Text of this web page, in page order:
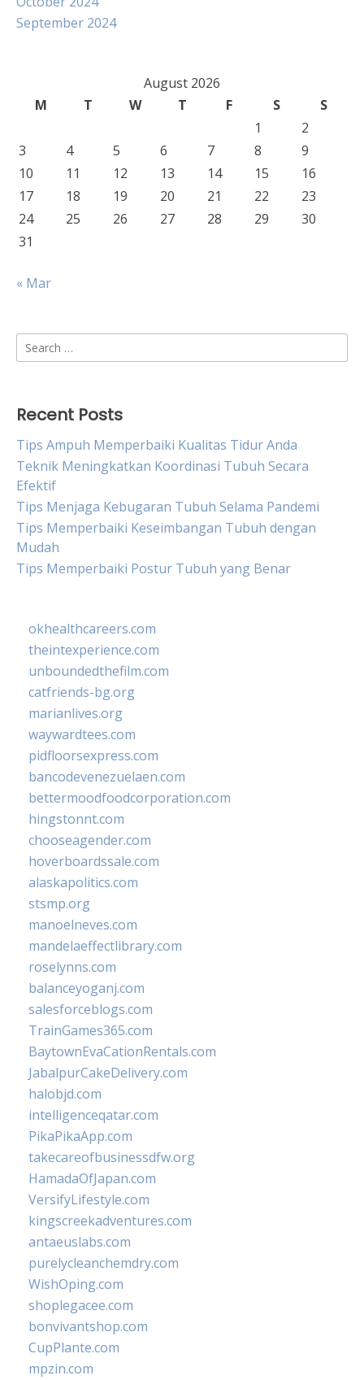
September 2024
August 2026
M
T W T F S
S
1
2
3
4 5 6 7 8
9
10
11 12 13 14 15
16
17
18 19 20 21 22
23
24
25 26 27 28 29
30
31
« Mar
Search
for:
Recent Posts
Tips Ampuh Memperbaiki Kualitas Tidur Anda
Teknik Meningkatkan Koordinasi Tubuh Secara
Efektif
Tips Menjaga Kebugaran Tubuh Selama Pandemi
Tips Memperbaiki Keseimbangan Tubuh dengan
Mudah
Tips Memperbaiki Postur Tubuh yang Benar
okhealthcareers.com
theintexperience.com
unboundedthefilm.com
catfriends-bg.org
marianlives.org
waywardtees.com
pidfloorsexpress.com
bancodevenezuelaen.com
bettermoodfoodcorporation.com
hingstonnt.com
chooseagender.com
hoverboardssale.com
alaskapolitics.com
stsmp.org
manoelneves.com
mandelaeffectlibrary.com
roselynns.com
balanceyoganj.com
salesforceblogs.com
TrainGames365.com
BaytownEvaCationRentals.com
JabalpurCakeDelivery.com
halobjd.com
intelligenceqatar.com
PikaPikaApp.com
takecareofbusinessdfw.org
HamadaOfJapan.com
VersifyLifestyle.com
kingscreekadventures.com
antaeuslabs.com
purelycleanchemdry.com
WishOping.com
shoplegacee.com
bonvivantshop.com
CupPlante.com
mpzin.com